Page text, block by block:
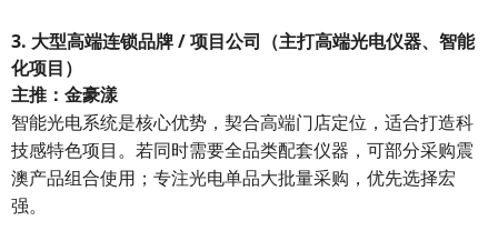
3. 大型高端连锁品牌 / 项目公司（主打高端光电仪器、智能
化项目）
主推：金豪漾
智能光电系统是核心优势，契合高端门店定位，适合打造科
技感特色项目。若同时需要全品类配套仪器，可部分采购震
澳产品组合使用；专注光电单品大批量采购，优先选择宏
强。